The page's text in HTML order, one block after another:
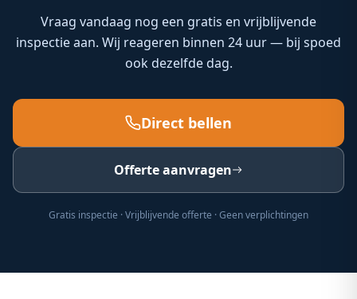
Vraag vandaag nog een gratis en vrijblijvende
inspectie aan. Wij reageren binnen 24 uur — bij spoed
ook dezelfde dag.
Direct bellen
Offerte aanvragen
Gratis inspectie · Vrijblijvende offerte · Geen verplichtingen